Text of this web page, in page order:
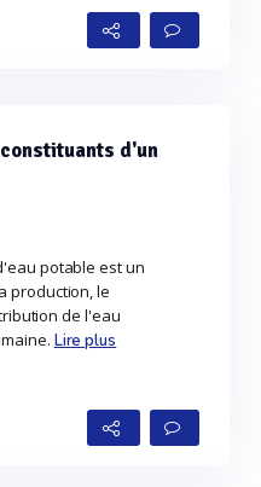
d'un
potable est un
production, le
de l'eau
Lire plus